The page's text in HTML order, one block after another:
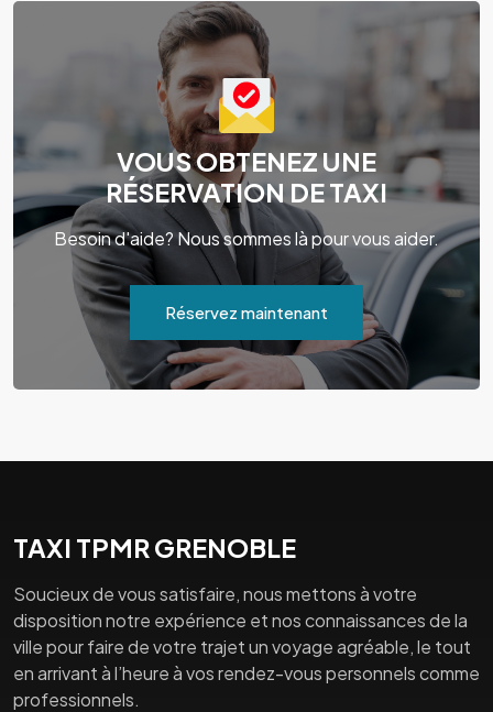
VOUS OBTENEZ UNE
RÉSERVATION DE TAXI
Besoin d'aide? Nous sommes là pour vous aider.
Réservez maintenant
TAXI TPMR GRENOBLE
Soucieux de vous satisfaire, nous mettons à votre
disposition notre expérience et nos connaissances de la
ville pour faire de votre trajet un voyage agréable, le tout
en arrivant à l’heure à vos rendez-vous personnels comme
professionnels.